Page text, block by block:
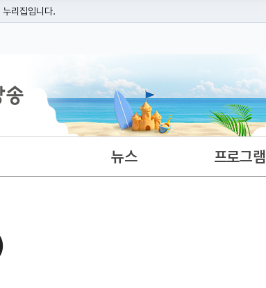
리집입니다.
를 사용하고 있다면 아래 URL에서 도메인 주소를 확인해 보세요
뉴스 프로그램